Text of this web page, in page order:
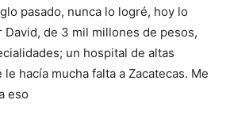
pasado, nunca lo logré, hoy lo
de 3 mil millones de pesos,
un hospital de altas
hacía mucha falta a Zacatecas. Me
eso